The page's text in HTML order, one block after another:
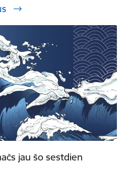
jau šo sestdien